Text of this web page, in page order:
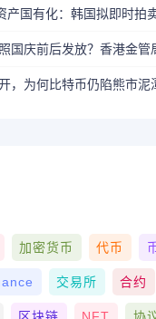
产国有化：韩国拟即时拍
，为何比特币仍陷熊市泥
加密货币 代币
交易所 合约